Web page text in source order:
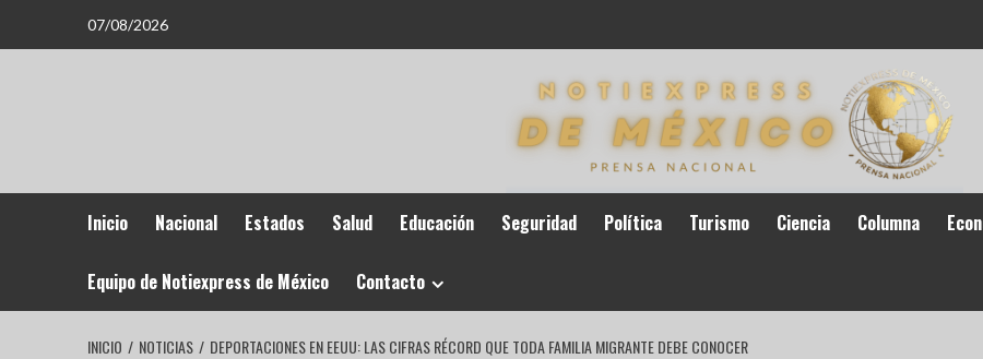
07/08/2026
Inicio Nacional Estados Salud Educación Seguridad Política Turismo Ciencia Columna
Equipo de Notiexpress de México Contacto
INICIO NOTICIAS DEPORTACIONES EN EEUU: LAS CIFRAS RÉCORD QUE TODA FAMILIA MIGRANTE DEBE CONOCER